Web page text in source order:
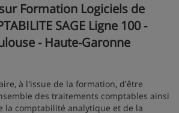
Formation Logiciels de
SAGE Ligne 100 -
- Haute-Garonne
à l'issue de la formation, d'être
des traitements comptables ainsi
la comptabilité analytique et de la